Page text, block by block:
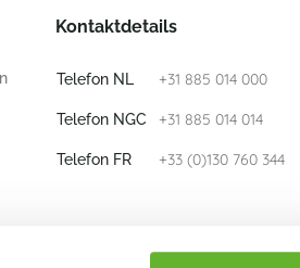
Kontaktdetails
Telefon NL +31 885 014 000
Telefon NGC +31 885 014 014
Telefon FR +33 (0)130 760 344